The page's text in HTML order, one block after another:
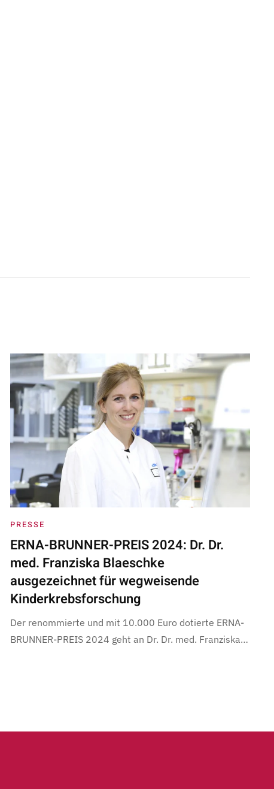
PRESSE
ERNA-BRUNNER-PREIS 2024: Dr. Dr.
med. Franziska Blaeschke
ausgezeichnet für wegweisende
Kinderkrebsforschung
Der renommierte und mit 10.000 Euro dotierte ERNA-
BRUNNER-PREIS 2024 geht an Dr. Dr. med. Franziska…